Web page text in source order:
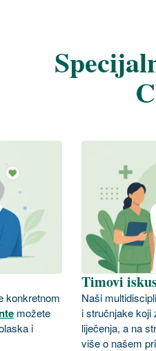
konkretnom
možete
i
Timovi
Naši
i stručnjake koji
liječenja, a na
više o našem